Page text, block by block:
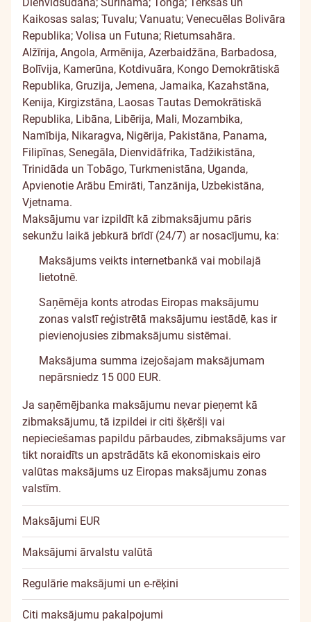
Kaikosas salas; Tuvalu; Vanuatu; Venecuēlas Bolivāra
Republika; Volisa un Futuna; Rietumsahāra.
Alžīrija, Angola, Armēnija, Azerbaidžāna, Barbadosa,
Bolīvija, Kamerūna, Kotdivuāra, Kongo Demokrātiskā
Republika, Gruzija, Jemena, Jamaika, Kazahstāna,
Kenija, Kirgizstāna, Laosas Tautas Demokrātiskā
Republika, Libāna, Libērija, Mali, Mozambika,
Namībija, Nikaragva, Nigērija, Pakistāna, Panama,
Filipīnas, Senegāla, Dienvidāfrika, Tadžikistāna,
Trinidāda un Tobāgo, Turkmenistāna, Uganda,
Apvienotie Arābu Emirāti, Tanzānija, Uzbekistāna,
Vjetnama.
Maksājumu var izpildīt kā zibmaksājumu pāris
sekunžu laikā jebkurā brīdī (24/7) ar nosacījumu, ka:
Maksājums veikts internetbankā vai mobilajā
lietotnē.
Saņēmēja konts atrodas Eiropas maksājumu
zonas valstī reģistrētā maksājumu iestādē, kas ir
pievienojusies zibmaksājumu sistēmai.
Maksājuma summa izejošajam maksājumam
nepārsniedz 15 000 EUR.
Ja saņēmējbanka maksājumu nevar pieņemt kā
zibmaksājumu, tā izpildei ir citi šķēršļi vai
nepieciešamas papildu pārbaudes, zibmaksājums var
tikt noraidīts un apstrādāts kā ekonomiskais eiro
valūtas maksājums uz Eiropas maksājumu zonas
valstīm.
Maksājumi EUR
Maksājumi ārvalstu valūtā
Regulārie maksājumi un e-rēķini
Citi maksājumu pakalpojumi